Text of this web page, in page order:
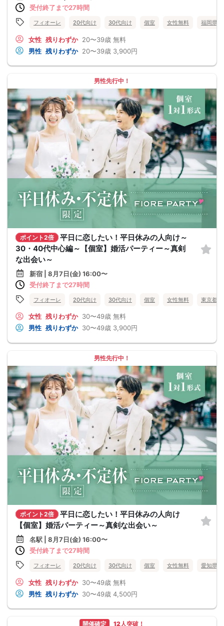
受付終了まで27時間
フィオーレ 20代向け 30代向け 個室 女性無料 福岡県
女性 残りわずか 20〜39歳 無料
男性 残りわずか 20〜39歳 3,900円
男性先行中！
ポイント2倍
平日に恋したい！平日休みの人向け～
30・40代中心編～【個室】婚活パーティー～真剣
な出会い～
新宿 | 8月7日(金) 16:00〜
受付終了まで27時間
フィオーレ 20代向け 30代向け 個室 女性無料 東京都
女性 残りわずか 30〜49歳 無料
男性 残りわずか 30〜49歳 3,900円
男性先行中！
ポイント2倍
平日に恋したい！平日休みの人向け
【個室】婚活パーティー～真剣な出会い～
名駅 | 8月7日(金) 16:00〜
受付終了まで27時間
フィオーレ 20代向け 30代向け 個室 女性無料 愛知県
女性 残りわずか 30〜49歳 無料
男性 残りわずか 30〜49歳 4,500円
開催確定 12人突破！